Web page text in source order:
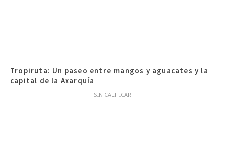
Tropiruta: Un paseo entre mangos y aguacates y la
capital de la Axarquía
SIN CALIFICAR